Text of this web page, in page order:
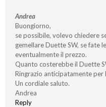
Andrea
Buongiorno,
se possibile, volevo chiedere
gemellare Duette SW, se fate
eventualmente il prezzo.
Quanto costerebbe il Duette
Ringrazio anticipatamente per
Un cordiale saluto.
Andrea
Reply